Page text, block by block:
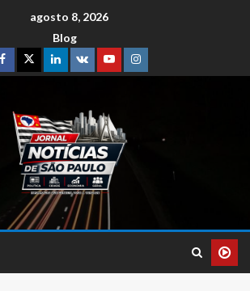
agosto 8, 2026
Blog